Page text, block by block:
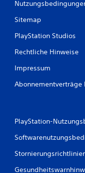
Sitemap
PlayStation Studios
Rechtliche Hinweise
Impressum
Abonnementverträge
PlayStation-